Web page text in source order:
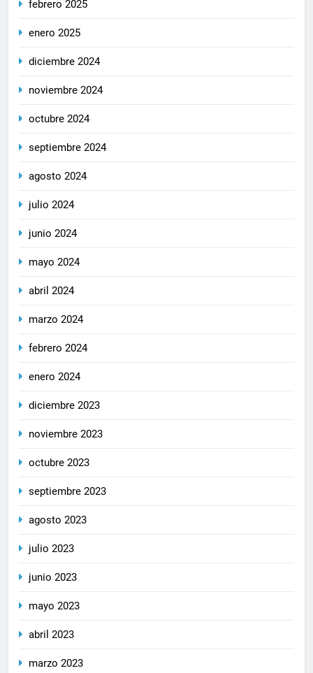
febrero 2025
enero 2025
diciembre 2024
noviembre 2024
octubre 2024
septiembre 2024
agosto 2024
julio 2024
junio 2024
mayo 2024
abril 2024
marzo 2024
febrero 2024
enero 2024
diciembre 2023
noviembre 2023
octubre 2023
septiembre 2023
agosto 2023
julio 2023
junio 2023
mayo 2023
abril 2023
marzo 2023